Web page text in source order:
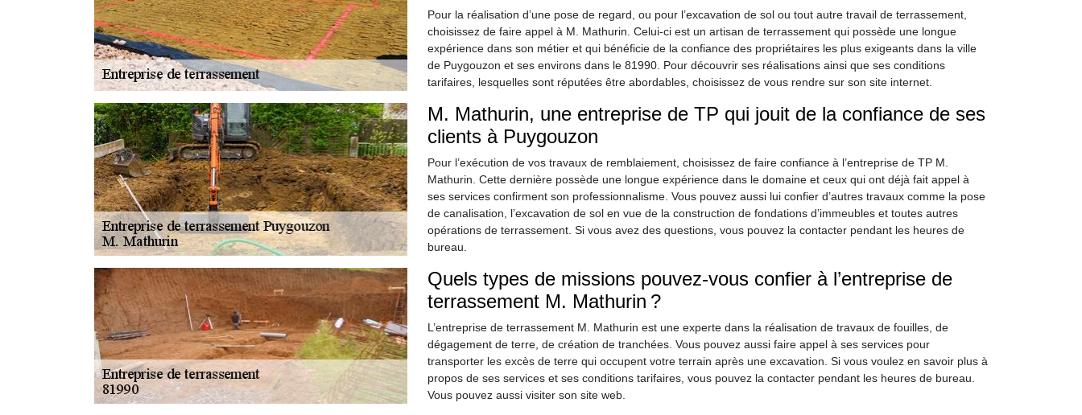
Pour la réalisation d’une pose de regard, ou pour l’excavation de sol ou tout autre travail de terrassement,
choisissez de faire appel à M. Mathurin. Celui-ci est un artisan de terrassement qui possède une longue
expérience dans son métier et qui bénéficie de la confiance des propriétaires les plus exigeants dans la ville
de Puygouzon et ses environs dans le 81990. Pour découvrir ses réalisations ainsi que ses conditions
tarifaires, lesquelles sont réputées être abordables, choisissez de vous rendre sur son site internet.
M. Mathurin, une entreprise de TP qui jouit de la confiance de ses
clients à Puygouzon
Pour l’exécution de vos travaux de remblaiement, choisissez de faire confiance à l’entreprise de TP M.
Mathurin. Cette dernière possède une longue expérience dans le domaine et ceux qui ont déjà fait appel à
ses services confirment son professionnalisme. Vous pouvez aussi lui confier d’autres travaux comme la pose
de canalisation, l’excavation de sol en vue de la construction de fondations d’immeubles et toutes autres
opérations de terrassement. Si vous avez des questions, vous pouvez la contacter pendant les heures de
bureau.
Quels types de missions pouvez-vous confier à l’entreprise de
terrassement M. Mathurin ?
L’entreprise de terrassement M. Mathurin est une experte dans la réalisation de travaux de fouilles, de
dégagement de terre, de création de tranchées. Vous pouvez aussi faire appel à ses services pour
transporter les excès de terre qui occupent votre terrain après une excavation. Si vous voulez en savoir plus à
propos de ses services et ses conditions tarifaires, vous pouvez la contacter pendant les heures de bureau.
Vous pouvez aussi visiter son site web.